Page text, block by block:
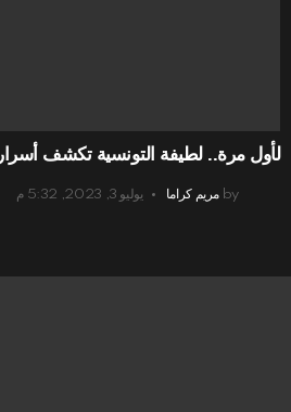
لأول مرة.. لطيفة التونسية تكشف
by مريم كراما يوليو 3, 2023, 5:32 م